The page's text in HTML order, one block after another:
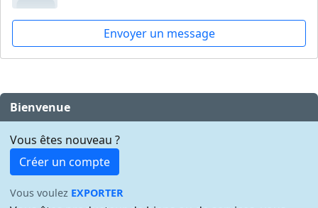
Envoyer un message
Bienvenue
Vous êtes nouveau ?
Créer un compte
Vous voulez EXPORTER